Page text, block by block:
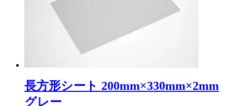
長方形シート 200mm×330mm×2mm
グレー